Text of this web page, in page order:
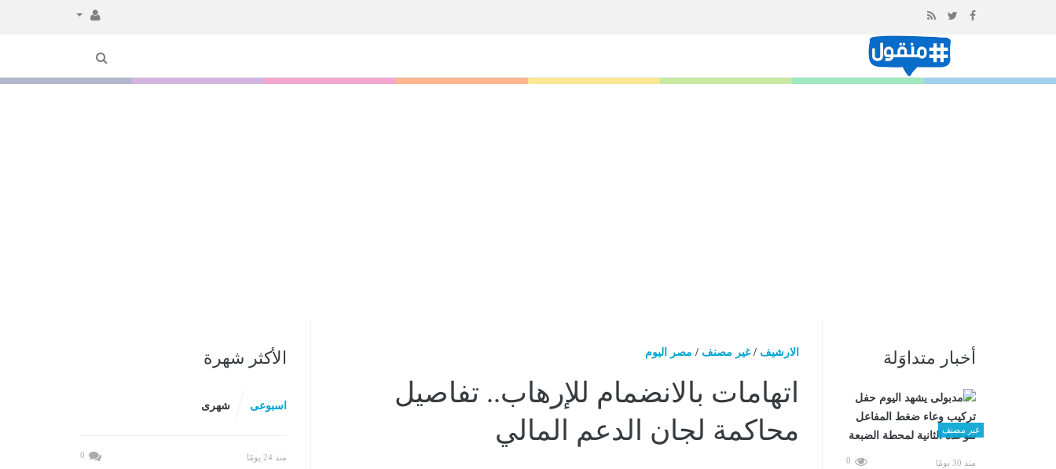
المحتوى
أخبار متداوَلة
غير مصنف
منذ 30 يومًا 0
الارشيف /غير مصنف / مصر اليوم
اتهامات بالانضمام للإرهاب.. تفاصيل
محاكمة لجان الدعم المالي
الأكثر شهرة
اسبوعى شهرى
منذ 24 يومًا 0